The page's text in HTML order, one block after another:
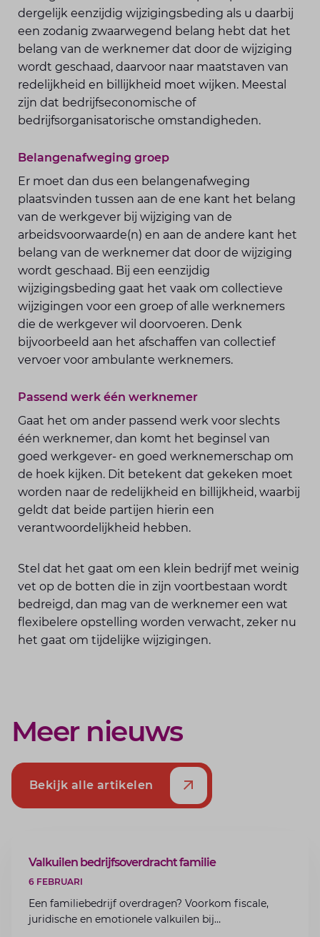
dergelijk eenzijdig wijzigingsbeding als u daarbij
een zodanig zwaarwegend belang hebt dat het
belang van de werknemer dat door de wijziging
wordt geschaad, daarvoor naar maatstaven van
redelijkheid en billijkheid moet wijken. Meestal
zijn dat bedrijfseconomische of
bedrijfsorganisatorische omstandigheden.
Belangenafweging groep
Er moet dan dus een belangenafweging
plaatsvinden tussen aan de ene kant het belang
van de werkgever bij wijziging van de
arbeidsvoorwaarde(n) en aan de andere kant het
belang van de werknemer dat door de wijziging
wordt geschaad. Bij een eenzijdig
wijzigingsbeding gaat het vaak om collectieve
wijzigingen voor een groep of alle werknemers
die de werkgever wil doorvoeren. Denk
bijvoorbeeld aan het afschaffen van collectief
vervoer voor ambulante werknemers.
Passend werk één werknemer
Gaat het om ander passend werk voor slechts
één werknemer, dan komt het beginsel van
goed werkgever- en goed werknemerschap om
de hoek kijken. Dit betekent dat gekeken moet
worden naar de redelijkheid en billijkheid, waarbij
geldt dat beide partijen hierin een
verantwoordelijkheid hebben.
Stel dat het gaat om een klein bedrijf met weinig
vet op de botten die in zijn voortbestaan wordt
bedreigd, dan mag van de werknemer een wat
flexibelere opstelling worden verwacht, zeker nu
het gaat om tijdelijke wijzigingen.
Meer nieuws
Bekijk alle artikelen
ARTIKEL
Valkuilen bedrijfsoverdracht familie
6 FEBRUARI
Een familiebedrijf overdragen? Voorkom fiscale,
juridische en emotionele valkuilen bij